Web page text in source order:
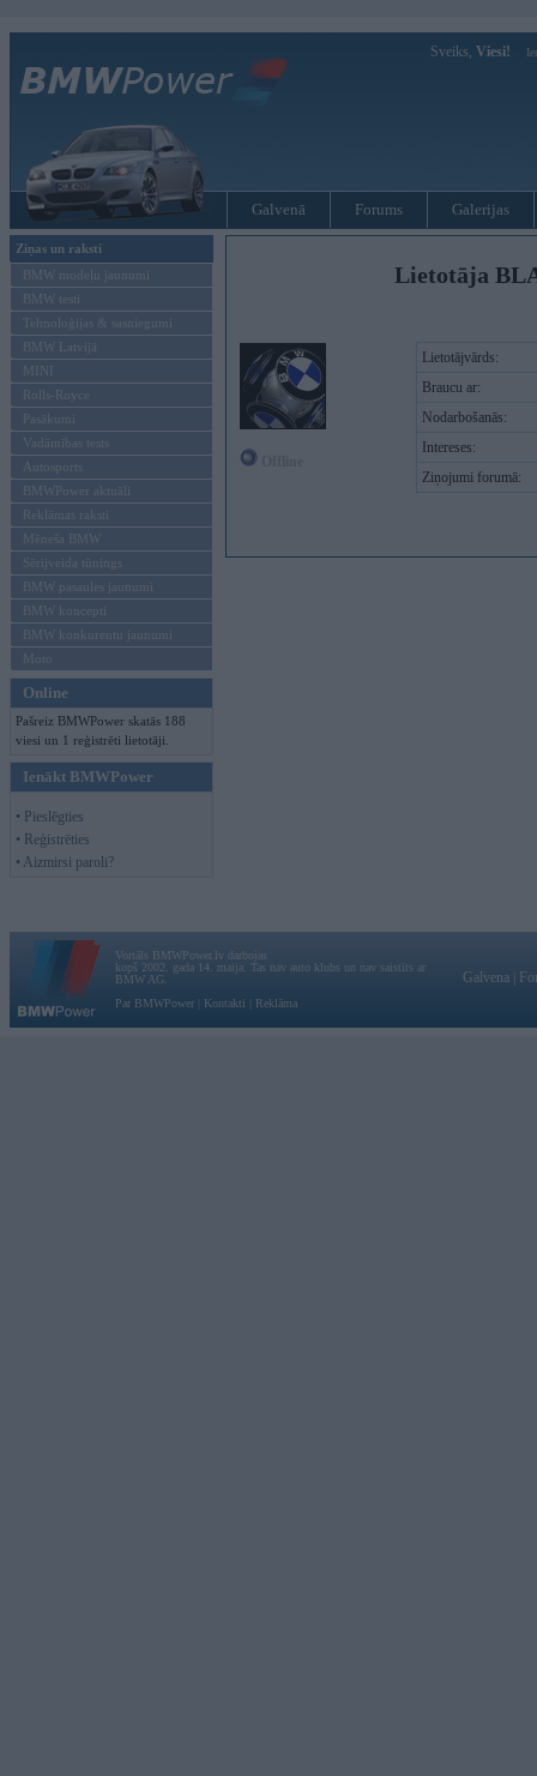
Sveiks, Viesi!
Galvenā Forums Galerijas
Ziņas un raksti
BMW modeļu jaunumi
BMW testi
Tehnoloģijas & sasniegumi
BMW Latvijā
MINI
Rolls-Royce
Pasākumi
Vadāmības tests
Autosports
BMWPower aktuāli
Reklāmas raksti
Mēneša BMW
Sērijveida tūnings
BMW pasaules jaunumi
BMW koncepti
BMW konkurentu jaunumi
Moto
Online
Pašreiz BMWPower skatās 188
viesi un 1 reģistrēti lietotāji.
Ienākt BMWPower
• Pieslēgties
• Reģistrēties
• Aizmirsi paroli?
Lietotāja
Lietotājvārds:
Braucu ar:
Nodarbošanās:
Intereses:
Ziņojumi forumā:
Vortāls BMWPower.lv darbojas
kopš 2002. gada 14. maija. Tas nav auto klubs un nav saistīts ar
BMW AG.
Par BMWPower
Kontakti Reklāma
Galvena